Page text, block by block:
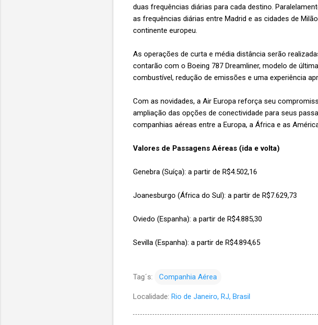
duas frequências diárias para cada destino.
as frequências diárias entre Madrid e as cidades de
continente europeu.
As operações de curta e média distância serão
contarão com o Boeing 787 Dreamliner, modelo de
combustível, redução de emissões e uma experiência
Com as novidades, a Air Europa reforça seu
ampliação das opções de conectividade para seus
companhias aéreas entre a Europa, a África e as
Valores de Passagens Aéreas (ida e volta)
Genebra (Suíça): a partir de R$4.502,16
Joanesburgo (África do Sul): a partir de R$7.629,73
Oviedo (Espanha): a partir de R$4.885,30
Sevilla (Espanha): a partir de R$4.894,65
Tag´s: Companhia Aérea
Localidade: Rio de Janeiro, RJ, Brasil